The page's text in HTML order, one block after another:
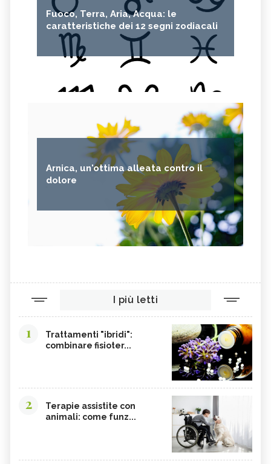
Fuoco, Terra, Aria, Acqua: le
caratteristiche dei 12 segni zodiacali
Arnica, un'ottima alleata contro il
dolore
I più letti
1
Trattamenti "ibridi":
combinare fisioter...
2
Terapie assistite con
animali: come funz...